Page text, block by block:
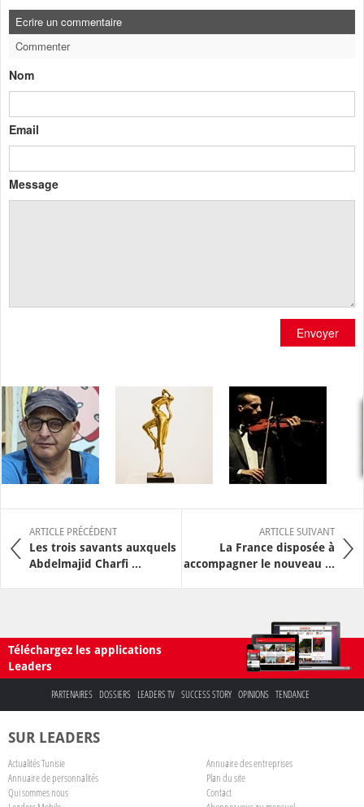
Ecrire un commentaire
Commenter
Nom
Email
Message
Envoyer
ARTICLE PRÉCÉDENT
Les trois savants auxquels
Abdelmajid Charfi ...
ARTICLE SUIVANT
La France disposée à
accompagner le nouveau ...
Téléchargez les applications
Leaders
PARTENAIRES DOSSIERS LEADERS TV SUCCESS STORY OPINIONS TENDANCE
SUR LEADERS
Actualités Tunisie
Annuaire des entreprises
Annuaire de personnalités
Plan du site
Qui sommes nous
Contact